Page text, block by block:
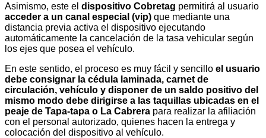
Asimismo, este el dispositivo Cobretag permitirá al usuario
acceder a un canal especial (vip) que mediante una
distancia previa activa el dispositivo ejecutando
automáticamente la cancelación de la tasa vehicular según
los ejes que posea el vehículo.
En este sentido, el proceso es muy fácil y sencillo el usuario
debe consignar la cédula laminada, carnet de
circulación, vehículo y disponer de un saldo positivo del
mismo modo debe dirigirse a las taquillas ubicadas en el
peaje de Tapa-tapa o La Cabrera para realizar la afiliación
con el personal autorizado, quienes hacen la entrega y
colocación del dispositivo al vehículo.